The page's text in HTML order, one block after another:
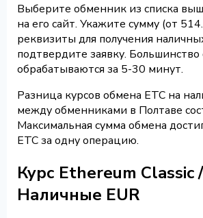
Выберите обменник из списка
на его сайт. Укажите сумму (от
реквизиты для получения
подтвердите заявку.
обрабатываются за 5-30 минут.
Разница курсов обмена ETC на
между обменниками в Полтаве
Максимальная сумма обмена
ETC за одну операцию.
Курс Ethereum Classic /
Наличные EUR